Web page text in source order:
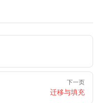
下一页
迁移与填充